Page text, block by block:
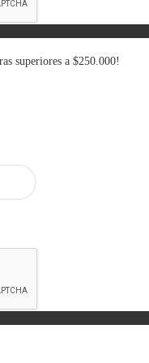
superiores a $250.000!